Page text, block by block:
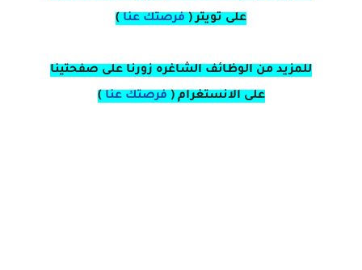
على تويتر( فرصتك عنا )
للمزيد من الوظائف الشاغره زورنا على صفحتينا
على الانستغرام ( فرصتك عنا )